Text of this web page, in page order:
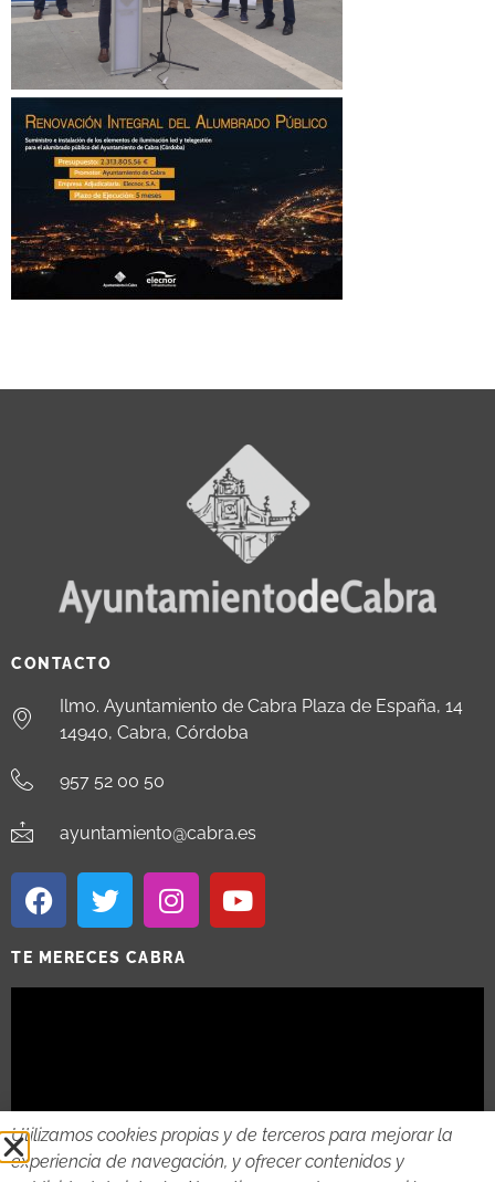
CONTACTO
Ilmo. Ayuntamiento de Cabra Plaza de España, 14
14940, Cabra, Córdoba
957 52 00 50
ayuntamiento@cabra.es
TE MERECES CABRA
Utilizamos cookies propias y de terceros para mejorar la
experiencia de navegación, y ofrecer contenidos y